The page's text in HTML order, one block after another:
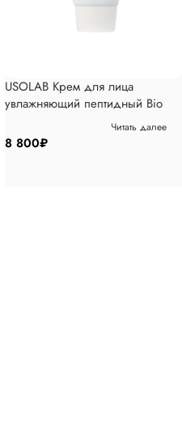
USOLAB Крем для лица
увлажняющий пептидный Bio
Moisturizing Hyaluron Cream,
100мл
8 800₽
Читать далее